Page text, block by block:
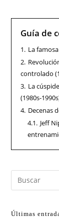
Guía de
1. La
2.
controlado
3. La
(1980s-
4. Decenas
4.1. Jeff
Últimas